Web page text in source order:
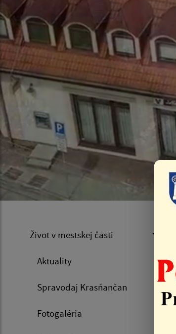
Život v mestskej časti
Aktuality
Spravodaj Krasňančan
Fotogaléria